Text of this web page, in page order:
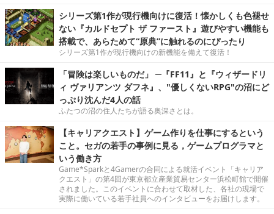
シリーズ第1作が現行機向けに復活！懐かしくも色褪せ
ない『カルドセプト ザ ファースト』遊びやすい機能も
搭載で、あらためて“原典”に触れるのにぴったり
シリーズ第1作が現行機向けの新機能を備えて復活！
「冒険は楽しいものだ」 ─『FF11』と『ウィザードリ
ィ ヴァリアンツ ダフネ』、"優しくないRPG"の沼にど
っぷり沈んだ4人の話
ふたつの沼の住人たちが語る奥深さとは。
【キャリアクエスト】ゲーム作りを仕事にするという
こと。セガの若手の事例に見る，ゲームプログラマと
いう働き方
Game*Sparkと4Gamerの合同による就活イベント「キャリア
クエスト」の第4回が東京都立産業貿易センター浜松町館で開催
されました。このイベントに合わせて取材した、各社の現場で
実際に働いている若手社員へのインタビューをお届けします。